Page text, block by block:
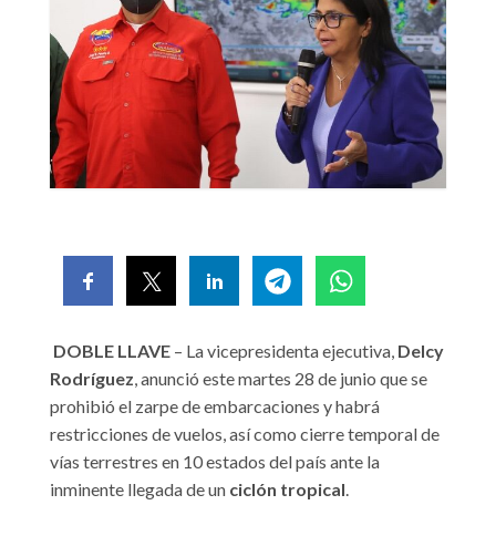
DOBLE LLAVE – La vicepresidenta ejecutiva, Delcy
Rodríguez, anunció este martes 28 de junio que se
prohibió el zarpe de embarcaciones y habrá
restricciones de vuelos, así como cierre temporal de
vías terrestres en 10 estados del país ante la
inminente llegada de un ciclón tropical.